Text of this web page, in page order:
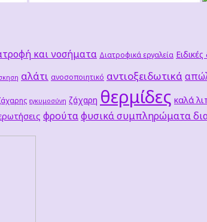
και νοσήματα Διατροφικά εργαλεία Ειδικές
αλάτι ανοσοποιητικό αντιοξειδωτικά
εγκυμοσύνη ζάχαρη θερμίδες καλά
φρούταφυσικά συμπληρώματα